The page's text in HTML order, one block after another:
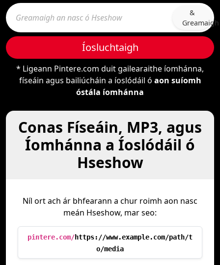
&
Greamaigh
Íosluchtaigh
* Ligeann Pintere.com duit gailearaithe íomhánna,
físeáin agus bailiúcháin a íoslódáil ó aon suíomh
óstála íomhánna
Conas Físeáin, MP3, agus
Íomhánna a Íoslódáil ó
Hseshow
Níl ort ach ár bhfearann a chur roimh aon nasc
meán Hseshow, mar seo:
pintere.com/https://www.example.com/path/t
o/media